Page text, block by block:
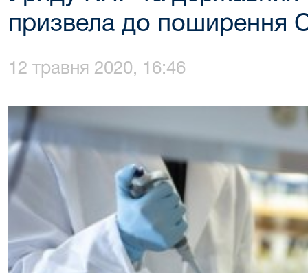
призвела до поширення
12 травня 2020, 16:46